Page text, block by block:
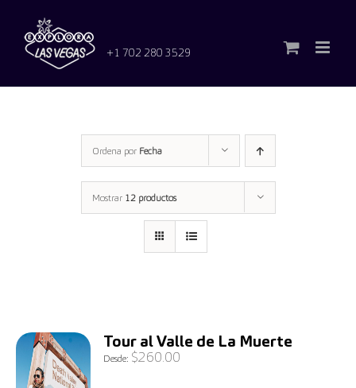
contenido
+1 702 280 3529
Ordena por Fecha
Mostrar 12 productos
Tour al Valle de La Muerte
Desde: $260.00